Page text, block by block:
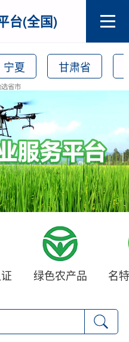
台(全国)
宁夏 甘肃省
省市
绿色农产品 名